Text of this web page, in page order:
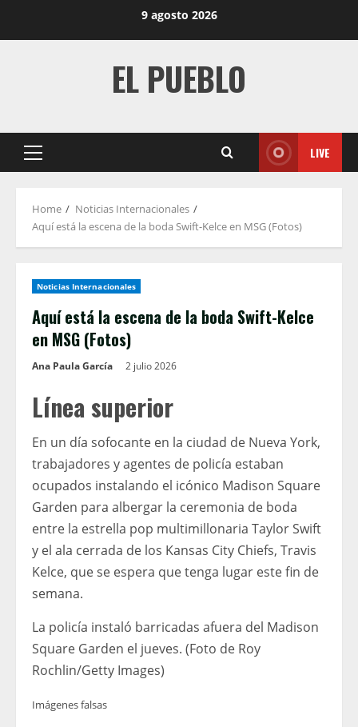
9 agosto 2026
EL PUEBLO
Primary
LIVE
Home
Noticias Internacionales
Aquí está la escena de la boda Swift-Kelce en MSG (Fotos)
Noticias Internacionales
Aquí está la escena de la boda Swift-Kelce
en MSG (Fotos)
Ana Paula García 2 julio 2026
Línea superior
En un día sofocante en la ciudad de Nueva York,
trabajadores y agentes de policía estaban
ocupados instalando el icónico Madison Square
Garden para albergar la ceremonia de boda
entre la estrella pop multimillonaria Taylor Swift
y el ala cerrada de los Kansas City Chiefs, Travis
Kelce, que se espera que tenga lugar este fin de
semana.
La policía instaló barricadas afuera del Madison
Square Garden el jueves. (Foto de Roy
Rochlin/Getty Images)
Imágenes falsas